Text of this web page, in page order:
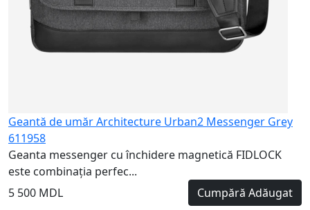
Geantă de umăr Architecture Urban2 Messenger Grey
611958
Geanta messenger cu închidere magnetică FIDLOCK
este combinația perfec...
5 500 MDL
Cumpără Adăugat